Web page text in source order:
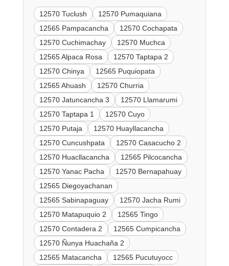
12570 Tuclush
12570 Pumaquiana
12565 Pampacancha
12570 Cochapata
12570 Cuchimachay
12570 Muchca
12565 Alpaca Rosa
12570 Taptapa 2
12570 Chinya
12565 Puquiopata
12565 Ahuash
12570 Churria
12570 Jatuncancha 3
12570 Llamarumi
12570 Taptapa 1
12570 Cuyo
12570 Putaja
12570 Huayllacancha
12570 Cuncushpata
12570 Casacucho 2
12570 Huacllacancha
12565 Pilcocancha
12570 Yanac Pacha
12570 Bernapahuay
12565 Diegoyachanan
12565 Sabinapaguay
12570 Jacha Rumi
12570 Matapuquio 2
12565 Tingo
12570 Contadera 2
12565 Cumpicancha
12570 Ñunya Huachaña 2
12565 Matacancha
12565 Pucutuyocc